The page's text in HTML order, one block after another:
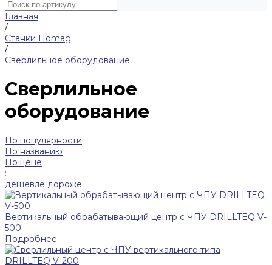
Главная
/
Станки Homag
/
Сверлильное оборудование
Сверлильное
оборудование
По популярности
По названию
По цене
:
дешевле дороже
Вертикальный обрабатывающий центр с ЧПУ DRILLTEQ V-
500
Подробнее